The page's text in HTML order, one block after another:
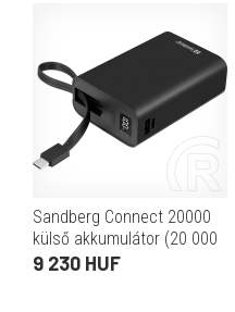
Sandberg Connect 20000
külső akkumulátor (20 000
mAh, 77Wh, PD 20W, USB-C
9 230 HUF